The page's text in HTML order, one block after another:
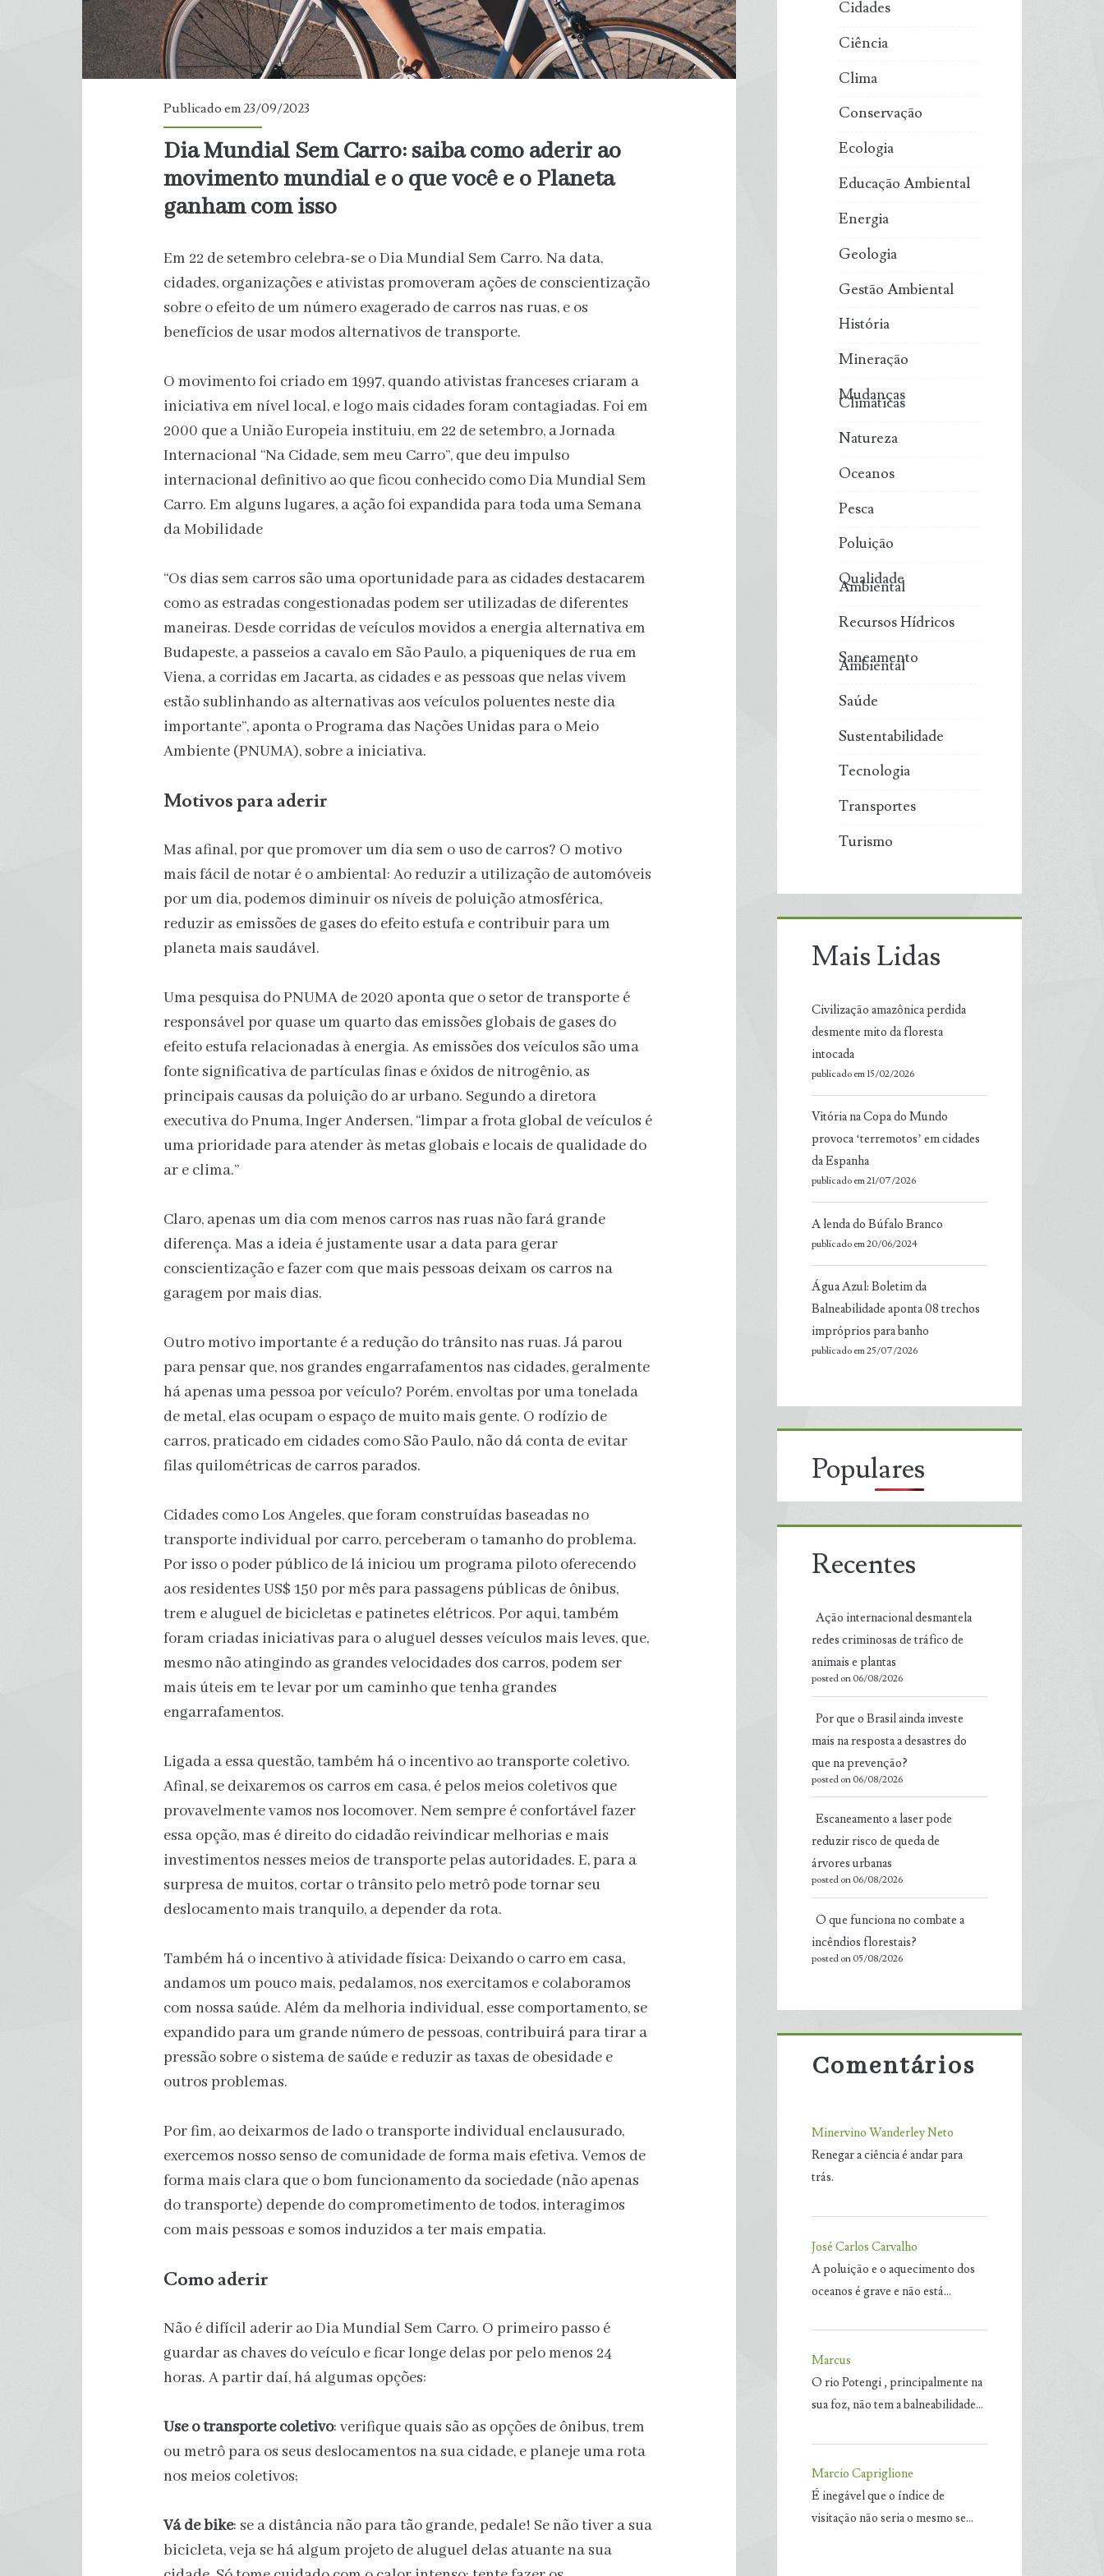
Publicado em 23/09/2023
Dia Mundial Sem Carro: saiba como aderir ao
movimento mundial e o que você e o Planeta
ganham com isso
Em 22 de setembro celebra-se o Dia Mundial Sem Carro. Na data,
cidades, organizações e ativistas promoveram ações de conscientização
sobre o efeito de um número exagerado de carros nas ruas, e os
benefícios de usar modos alternativos de transporte.
O movimento foi criado em 1997, quando ativistas franceses criaram a
iniciativa em nível local, e logo mais cidades foram contagiadas. Foi em
2000 que a União Europeia instituiu, em 22 de setembro, a Jornada
Internacional “Na Cidade, sem meu Carro”, que deu impulso
internacional definitivo ao que ficou conhecido como Dia Mundial Sem
Carro. Em alguns lugares, a ação foi expandida para toda uma Semana
da Mobilidade
“Os dias sem carros são uma oportunidade para as cidades destacarem
como as estradas congestionadas podem ser utilizadas de diferentes
maneiras. Desde corridas de veículos movidos a energia alternativa em
Budapeste, a passeios a cavalo em São Paulo, a piqueniques de rua em
Viena, a corridas em Jacarta, as cidades e as pessoas que nelas vivem
estão sublinhando as alternativas aos veículos poluentes neste dia
importante”, aponta o Programa das Nações Unidas para o Meio
Ambiente (PNUMA), sobre a iniciativa.
Motivos para aderir
Mas afinal, por que promover um dia sem o uso de carros? O motivo
mais fácil de notar é o ambiental: Ao reduzir a utilização de automóveis
por um dia, podemos diminuir os níveis de poluição atmosférica,
reduzir as emissões de gases do efeito estufa e contribuir para um
planeta mais saudável.
Uma pesquisa do PNUMA de 2020 aponta que o setor de transporte é
responsável por quase um quarto das emissões globais de gases do
efeito estufa relacionadas à energia. As emissões dos veículos são uma
fonte significativa de partículas finas e óxidos de nitrogênio, as
principais causas da poluição do ar urbano. Segundo a diretora
executiva do Pnuma, Inger Andersen, “limpar a frota global de veículos é
uma prioridade para atender às metas globais e locais de qualidade do
ar e clima.”
Claro, apenas um dia com menos carros nas ruas não fará grande
diferença. Mas a ideia é justamente usar a data para gerar
conscientização e fazer com que mais pessoas deixam os carros na
garagem por mais dias.
Outro motivo importante é a redução do trânsito nas ruas. Já parou
para pensar que, nos grandes engarrafamentos nas cidades, geralmente
há apenas uma pessoa por veículo? Porém, envoltas por uma tonelada
de metal, elas ocupam o espaço de muito mais gente. O rodízio de
carros, praticado em cidades como São Paulo, não dá conta de evitar
filas quilométricas de carros parados.
Cidades como Los Angeles, que foram construídas baseadas no
transporte individual por carro, perceberam o tamanho do problema.
Por isso o poder público de lá iniciou um programa piloto oferecendo
aos residentes US$ 150 por mês para passagens públicas de ônibus,
trem e aluguel de bicicletas e patinetes elétricos. Por aqui, também
foram criadas iniciativas para o aluguel desses veículos mais leves, que,
mesmo não atingindo as grandes velocidades dos carros, podem ser
mais úteis em te levar por um caminho que tenha grandes
engarrafamentos.
Ligada a essa questão, também há o incentivo ao transporte coletivo.
Afinal, se deixaremos os carros em casa, é pelos meios coletivos que
provavelmente vamos nos locomover. Nem sempre é confortável fazer
essa opção, mas é direito do cidadão reivindicar melhorias e mais
investimentos nesses meios de transporte pelas autoridades. E, para a
surpresa de muitos, cortar o trânsito pelo metrô pode tornar seu
deslocamento mais tranquilo, a depender da rota.
Também há o incentivo à atividade física: Deixando o carro em casa,
andamos um pouco mais, pedalamos, nos exercitamos e colaboramos
com nossa saúde. Além da melhoria individual, esse comportamento, se
expandido para um grande número de pessoas, contribuirá para tirar a
pressão sobre o sistema de saúde e reduzir as taxas de obesidade e
outros problemas.
Por fim, ao deixarmos de lado o transporte individual enclausurado,
exercemos nosso senso de comunidade de forma mais efetiva. Vemos de
forma mais clara que o bom funcionamento da sociedade (não apenas
do transporte) depende do comprometimento de todos, interagimos
com mais pessoas e somos induzidos a ter mais empatia.
Como aderir
Não é difícil aderir ao Dia Mundial Sem Carro. O primeiro passo é
guardar as chaves do veículo e ficar longe delas por pelo menos 24
horas. A partir daí, há algumas opções:
Use o transporte coletivo: verifique quais são as opções de ônibus, trem
ou metrô para os seus deslocamentos na sua cidade, e planeje uma rota
nos meios coletivos;
Vá de bike: se a distância não para tão grande, pedale! Se não tiver a sua
bicicleta, veja se há algum projeto de aluguel delas atuante na sua
Cidades
Ciência
Clima
Conservação
Ecologia
Educação Ambiental
Energia
Geologia
Gestão Ambiental
História
Mineração
Mudanças
Climáticas
Natureza
Oceanos
Pesca
Poluição
Qualidade
Ambiental
Recursos Hídricos
Saneamento
Ambiental
Saúde
Sustentabilidade
Tecnologia
Transportes
Turismo
Mais Lidas
Civilização amazônica perdida
desmente mito da floresta
intocada
publicado em 15/02/2026
Vitória na Copa do Mundo
provoca ‘terremotos’ em cidades
da Espanha
publicado em 21/07/2026
A lenda do Búfalo Branco
publicado em 20/06/2024
Água Azul: Boletim da
Balneabilidade aponta 08 trechos
impróprios para banho
publicado em 25/07/2026
Populares
Recentes
Ação internacional desmantela
redes criminosas de tráfico de
animais e plantas
posted on 06/08/2026
Por que o Brasil ainda investe
mais na resposta a desastres do
que na prevenção?
posted on 06/08/2026
Escaneamento a laser pode
reduzir risco de queda de
árvores urbanas
posted on 06/08/2026
O que funciona no combate a
incêndios florestais?
posted on 05/08/2026
Comentários
Minervino Wanderley Neto
Renegar a ciência é andar para
trás.
José Carlos Carvalho
A poluição e o aquecimento dos
oceanos é grave e não está…
Marcus
O rio Potengi , principalmente na
sua foz, não tem a balneabilidade…
Marcio Capriglione
É inegável que o índice de
visitação não seria o mesmo se…